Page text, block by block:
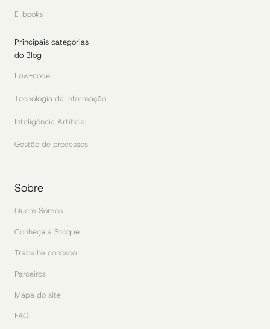
E-books
Principais categorias
do Blog
Low-code
Tecnologia da Informação
Inteligência Artificial
Gestão de processos
Sobre
Quem Somos
Conheça a Stoque
Trabalhe conosco
Parceiros
Mapa do site
FAQ